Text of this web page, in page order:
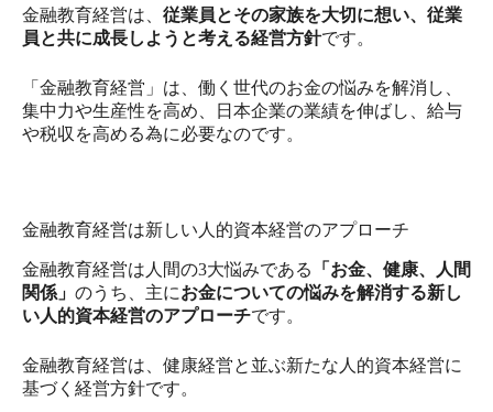
金融教育経営は、 従業員とその家族を大切に想い、従業
員と共に成長しようと考える経営方針です。
「金融教育経営」は、働く世代のお金の悩みを解消し、
集中力や生産性を高め、日本企業の業績を伸ばし、給与
や税収を高める為に必要なのです。
金融教育経営は新しい人的資本経営のアプローチ
金融教育経営は人間の3大悩みである
「お金、健康、人間
関係」 のうち、主にお金についての悩みを解消する新し
い人的資本経営のアプローチです。
金融教育経営は、健康経営と並ぶ新たな人的資本経営に
基づく経営方針です。